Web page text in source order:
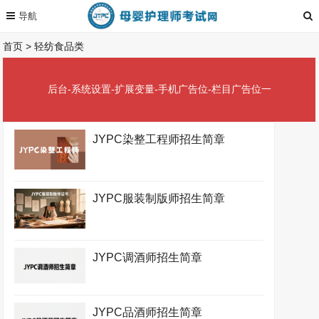
首页 >轻纺食品类
后台-系统设置-扩展变量-手机广告位-栏目广告位一
JYPC染整工程师招生简章
JYPC服装制版师招生简章
JYPC调酒师招生简章
JYPC品酒师招生简章